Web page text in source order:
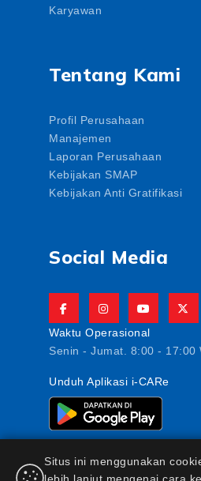
Karyawan
Tentang Kami
Profil Perusahaan
Manajemen
Laporan Perusahaan
Kebijakan SMAP
Kebijakan Anti Gratifikasi
Social Media
Waktu Operasional
Senin - Jumat. 8:00 - 17:00
Unduh Aplikasi i-CARe
Situs ini menggunakan
lebih lanjut mengenai cara